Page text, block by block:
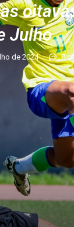
Julho
de 2024 0